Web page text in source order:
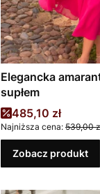
Elegancka
supłem
Cena promocyjna
485,10 zł
Najniższa cena: 539,00
Zobacz produkt